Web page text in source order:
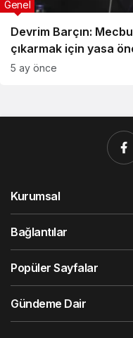
Devrim Barçın:
çıkarmak için yasa
Genel
5 ay önce
Kurumsal
Bağlantılar
Popüler Sayfalar
Gündeme Dair